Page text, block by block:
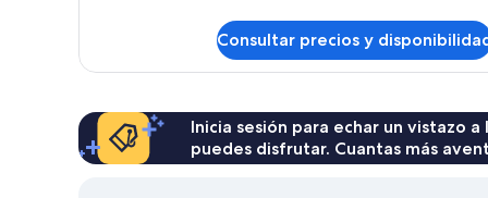
matrimonio
no
fumadores
Grand,
de
matrimonio
grande,
Consultar precios y
Inicia sesión para echar un vistazo
puedes disfrutar. Cuantas más